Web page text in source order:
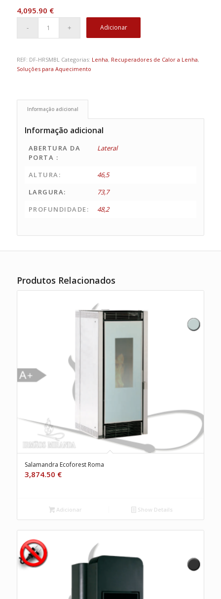
4,095.90 €
Adicionar
REF: DF-HRSMBL Categorias: Lenha, Recuperadores de Calor a Lenha,
Soluções para Aquecimento
Informação adicional
Informação adicional
ABERTURA DA
PORTA :
Lateral
ALTURA:
46,5
LARGURA:
73,7
PROFUNDIDADE:
48,2
Produtos Relacionados
Salamandra Ecoforest Roma
3,874.50 €
Adicionar Show Details